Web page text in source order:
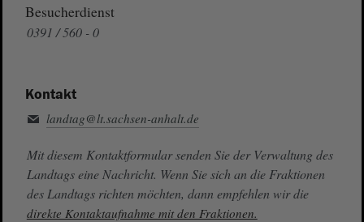
Besucherdienst
0391 / 560 - 0
Kontakt
landtag@lt.sachsen-anhalt.de
Mit diesem Kontaktformular senden Sie der Verwaltung des
Landtags eine Nachricht. Wenn Sie sich an die Fraktionen
des Landtags richten möchten, dann empfehlen wir die
direkte Kontaktaufnahme mit den Fraktionen.